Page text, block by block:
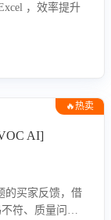
，效率提升
🔥热卖
AI]
的买家反馈，借
符、质量问题